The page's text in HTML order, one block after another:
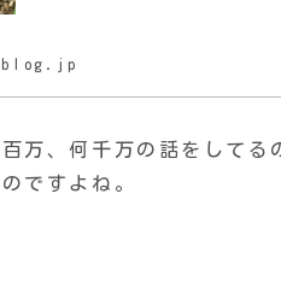
万、何千万の話をして
ですよね。